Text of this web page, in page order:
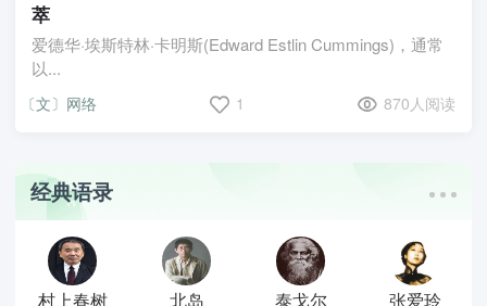
萃
爱德华·埃斯特林·卡明斯(Edward Estlin Cummings)，通常
以...
〔文〕网络 1 870人阅读
经典语录
村上春树 北岛 泰戈尔 张爱玲